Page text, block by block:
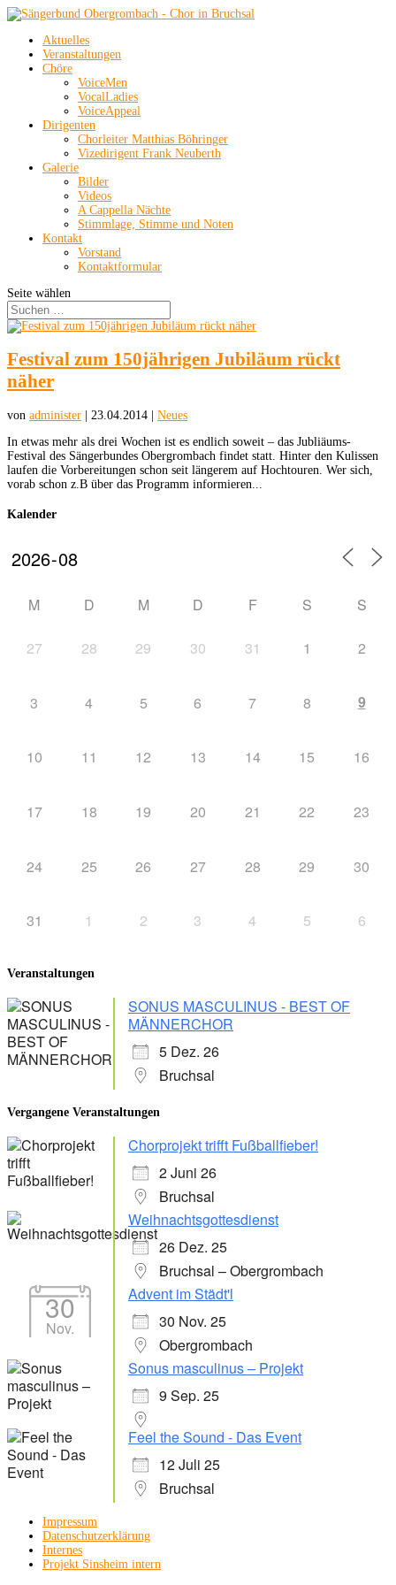
Aktuelles
Veranstaltungen
Chöre
VoiceMen
VocalLadies
VoiceAppeal
Dirigenten
Chorleiter Matthias Böhringer
Vizedirigent Frank Neuberth
Galerie
Bilder
Videos
A Cappella Nächte
Stimmlage, Stimme und Noten
Kontakt
Vorstand
Kontaktformular
Seite wählen
Festival zum 150jährigen Jubiläum rückt
näher
von administer 23.04.2014
Neues
In etwas mehr als drei Wochen ist es endlich soweit – das Jubliäums-
Festival des Sängerbundes Obergrombach findet statt. Hinter den Kulissen
laufen die Vorbereitungen schon seit längerem auf Hochtouren. Wer sich,
vorab schon z.B über das Programm informieren...
Kalender
M D M D F S S
27 28 29 30 31 1 2
3 4 5 6 7 8 9
10 11 12 13 14 15 16
17 18 19 20 21 22 23
24 25 26 27 28 29 30
31 1 2 3 4 5 6
Veranstaltungen
SONUS MASCULINUS - BEST OF
MÄNNERCHOR
5 Dez. 26
Bruchsal
Vergangene Veranstaltungen
Chorprojekt trifft Fußballfieber!
2 Juni 26
Bruchsal
Weihnachtsgottesdienst
26 Dez. 25
Bruchsal – Obergrombach
30
Nov.
Advent im Städt'l
30 Nov. 25
Obergrombach
Sonus masculinus – Projekt
9 Sep. 25
Feel the Sound - Das Event
12 Juli 25
Bruchsal
Impressum
Datenschutzerklärung
Internes
Projekt Sinsheim intern